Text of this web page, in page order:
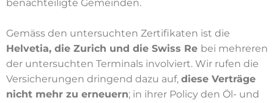
benachteiligte Gemeinden.
Gemäss den untersuchten Zertifikaten ist die
Helvetia, die Zurich und die Swiss Re bei mehreren
der untersuchten Terminals involviert. Wir rufen die
Versicherungen dringend dazu auf, diese Verträge
nicht mehr zu erneuern; in ihrer Policy den Öl- und